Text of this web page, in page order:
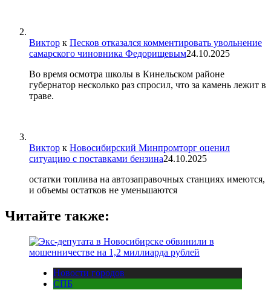
Виктор к Песков отказался комментировать увольнение
самарского чиновника Федорищевым24.10.2025
Во время осмотра школы в Кинельском районе
губернатор несколько раз спросил, что за камень лежит в
траве.
Виктор к Новосибирский Минпромторг оценил
ситуацию с поставками бензина24.10.2025
остатки топлива на автозаправочных станциях имеются,
и объемы остатков не уменьшаются
Читайте также:
Новости городов
СПБ